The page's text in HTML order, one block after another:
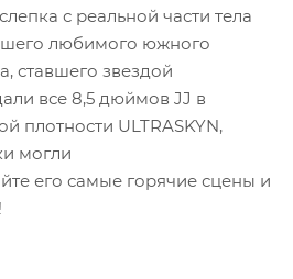
с реальной части тела
любимого южного
ставшего звездой
все 8,5 дюймов JJ в
плотности ULTRASKYN,
могли
его самые горячие сцены и